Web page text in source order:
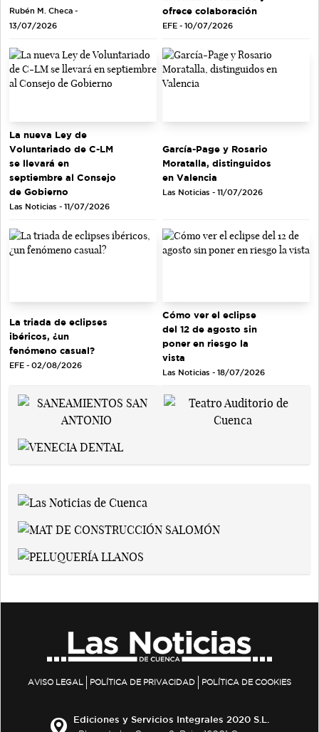
Rubén M. Checa -
13/07/2026
ofrece colaboración
EFE - 10/07/2026
La nueva Ley de
Voluntariado de C-LM
se llevará en
septiembre al Consejo
de Gobierno
Las Noticias - 11/07/2026
García-Page y Rosario
Moratalla, distinguidos
en Valencia
Las Noticias - 11/07/2026
La triada de eclipses
ibéricos, ¿un
fenómeno casual?
EFE - 02/08/2026
Cómo ver el eclipse
del 12 de agosto sin
poner en riesgo la
vista
Las Noticias - 18/07/2026
AVISO LEGAL POLÍTICA DE PRIVACIDAD POLÍTICA DE COOKIES
Ediciones y Servicios Integrales 2020 S.L.